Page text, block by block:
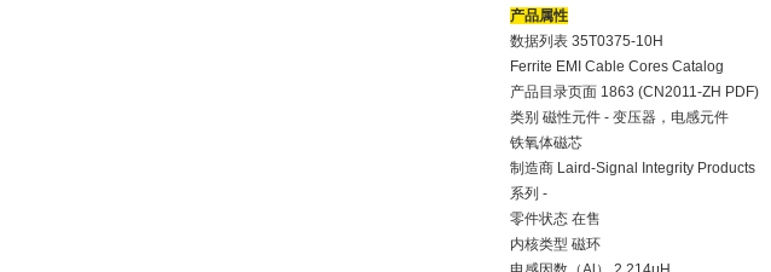
产品属性
数据列表 35T0375-10H
Ferrite EMI Cable Cores Catalog
产品目录页面 1863 (CN2011-ZH PDF)
类别 磁性元件 - 变压器，电感元件
铁氧体磁芯
制造商 Laird-Signal Integrity Products
系列 -
零件状态 在售
内核类型 磁环